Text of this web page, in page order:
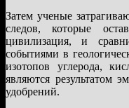
Затем ученые
следов, которые
цивилизация, и
событиями в
изотопов углерода,
являются результатом
удобрений.